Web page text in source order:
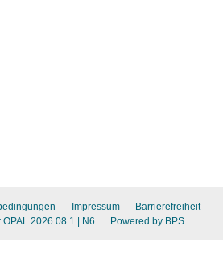
Impressum
Barrierefreiheit
OPAL 2026.08.1 | N6 Powered by BPS